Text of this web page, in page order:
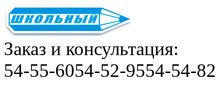
Заказ и консультация:
54-55-6054-52-9554-54-82